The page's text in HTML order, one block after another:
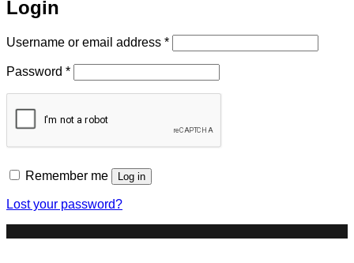
Login
Username or email address *Required
Password *Required
Remember me Log in
Lost your password?